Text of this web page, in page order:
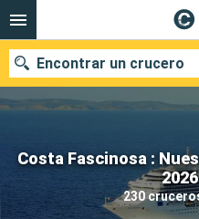
Costa Fascinosa :
230
Encontrar un crucero
Nuestros destinos
Fecha de salida